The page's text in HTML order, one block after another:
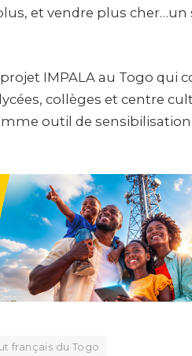
et vendre plus cher…un
IMPALA au Togo qui
collèges et centre
outil de
français du Togo